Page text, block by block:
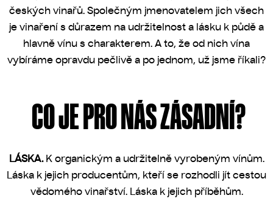
českých vinařů. Společným jmenovatelem jich všech
je vinaření s důrazem na udržitelnost a lásku k půdě a
hlavně vínu s charakterem. A to, že od nich vína
vybíráme opravdu pečlivě a po jednom, už jsme říkali?
CO JE PRO NÁS ZÁSADNÍ?
LÁSKA.K organickým a udržitelně vyrobeným vínům.
Láska k jejich producentům, kteří se rozhodli jít cestou
vědomého vinařství. Láska k jejich příběhům.